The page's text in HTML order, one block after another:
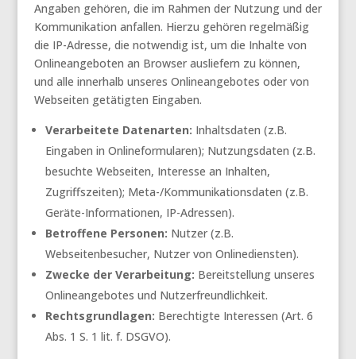
Angaben gehören, die im Rahmen der Nutzung und der
Kommunikation anfallen. Hierzu gehören regelmäßig
die IP-Adresse, die notwendig ist, um die Inhalte von
Onlineangeboten an Browser ausliefern zu können,
und alle innerhalb unseres Onlineangebotes oder von
Webseiten getätigten Eingaben.
Verarbeitete Datenarten: Inhaltsdaten (z.B.
Eingaben in Onlineformularen); Nutzungsdaten (z.B.
besuchte Webseiten, Interesse an Inhalten,
Zugriffszeiten); Meta-/Kommunikationsdaten (z.B.
Geräte-Informationen, IP-Adressen).
Betroffene Personen: Nutzer (z.B.
Webseitenbesucher, Nutzer von Onlinediensten).
Zwecke der Verarbeitung: Bereitstellung unseres
Onlineangebotes und Nutzerfreundlichkeit.
Rechtsgrundlagen: Berechtigte Interessen (Art. 6
Abs. 1 S. 1 lit. f. DSGVO).